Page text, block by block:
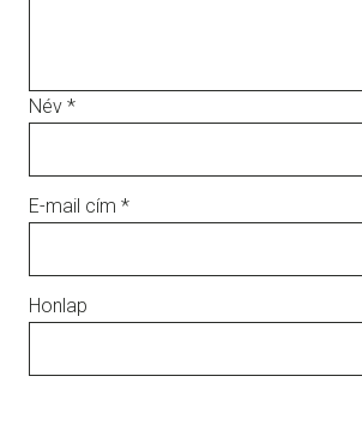
Név *
E-mail cím *
Honlap